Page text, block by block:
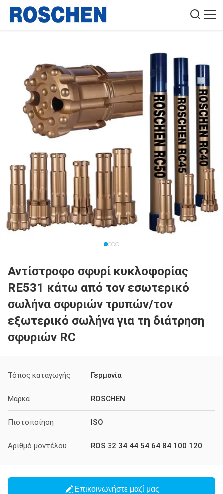
Αντίστροφο σφυρί κυκλοφορίας
RE531 κάτω από τον εσωτερικό
σωλήνα σφυριών τρυπών/τον
εξωτερικό σωλήνα για τη διάτρηση
σφυριών RC
Τόπος καταγωγής Γερμανία
Μάρκα ROSCHEN
Πιστοποίηση ISO
Αριθμό μοντέλου ROS 32 34 44 54 64 84 100 120
Επικοινωνήστε μαζί μας